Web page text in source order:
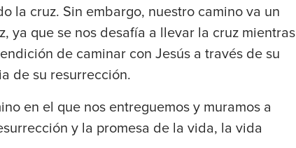
la cruz. Sin embargo, nuestro camino va un
ya que se nos desafía a llevar la cruz mientras
de caminar con Jesús a través de su
de su resurrección.
en el que nos entreguemos y muramos a
y la promesa de la vida, la vida